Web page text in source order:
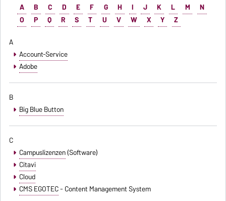
A B C D E F G H I J K L M
N
O
P Q R S T U V W X Y
Z
A
Account-Service
Adobe
B
Big Blue Button
C
Campuslizenzen(Software)
Citavi
Cloud
CMS EGOTEC- Content Management System